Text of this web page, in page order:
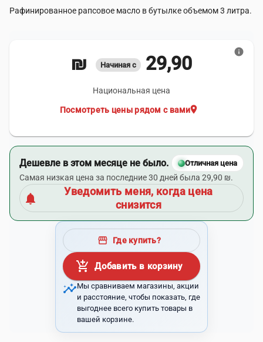
Рафинированное рапсовое масло в бутылке объемом 3 литра.
Начиная с 29,90 ₪
Национальная цена
location_on
Посмотреть цены рядом с вами
info
Дешевле в этом месяце не было. Отличная цена
Самая низкая цена за последние 30 дней была 29,90 ₪.
notifications
Уведомить меня, когда цена
снизится
storefront Где купить?
add_shopping_cart Добавить в корзину
insightsМы сравниваем магазины, акции
и расстояние, чтобы показать, где
выгоднее всего купить товары в
вашей корзине.